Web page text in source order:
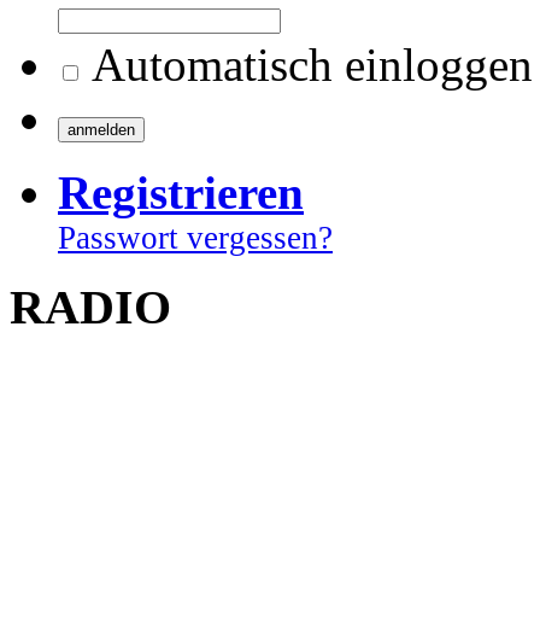
Automatisch einloggen
Registrieren
Passwort vergessen?
RADIO